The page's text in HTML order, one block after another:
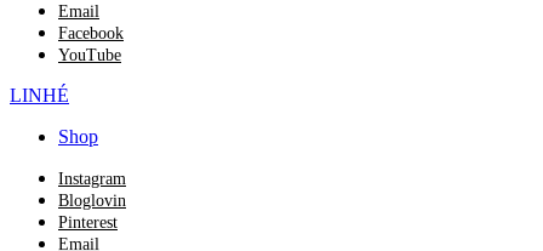
Email
Facebook
YouTube
LINHÉ
Shop
Instagram
Bloglovin
Pinterest
Email